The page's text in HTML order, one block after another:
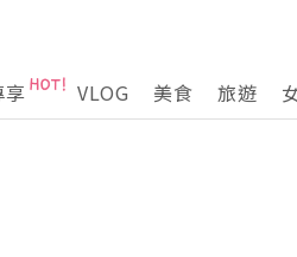
享 VLOG 美食 旅遊